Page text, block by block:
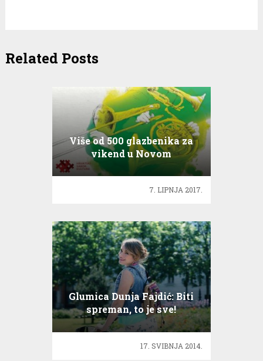
Related Posts
Više od 500 glazbenika za
vikend u Novom
Vinodolskom, Crikvenici i
Selcu
7. LIPNJA 2017.
Glumica Dunja Fajdić: Biti
spreman, to je sve!
17. SVIBNJA 2014.